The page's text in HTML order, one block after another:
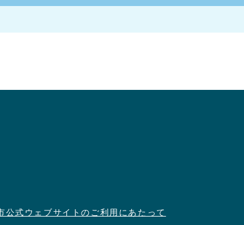
公式ウェブサイトのご利用にあたって